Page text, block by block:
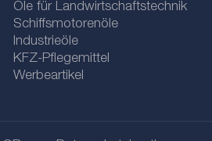
Öle für Landwirtschaftstechnik
Schiffsmotorenöle
Industrieöle
KFZ-Pflegemittel
Werbeartikel